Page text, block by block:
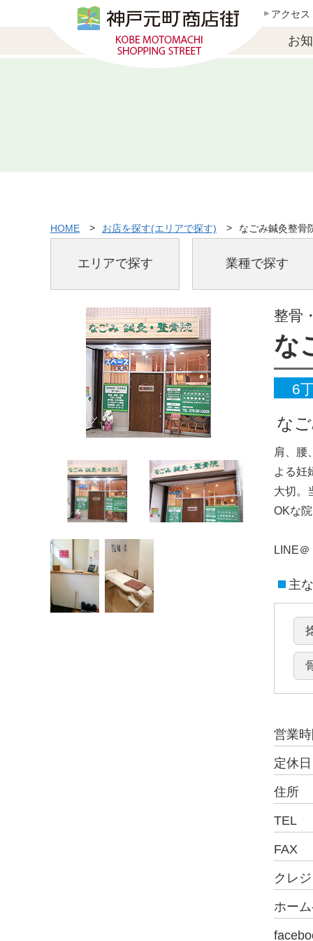
アクセス
お
HOME お店を探す(エリアで探す) なごみ鍼灸整骨
エリアで探す 業種で探す
整骨
な
6
な
肩、腰
よる妊
大切。
OKな
LINE
主
営業
定休日
住所
TEL
FAX
クレ
ホー